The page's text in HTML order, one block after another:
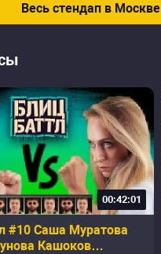
Весь стендап в Москве
00:42:01
#10 Саша Муратова
Кашоков